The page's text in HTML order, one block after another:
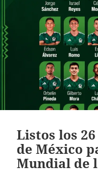
Listos los
de México
Mundial de